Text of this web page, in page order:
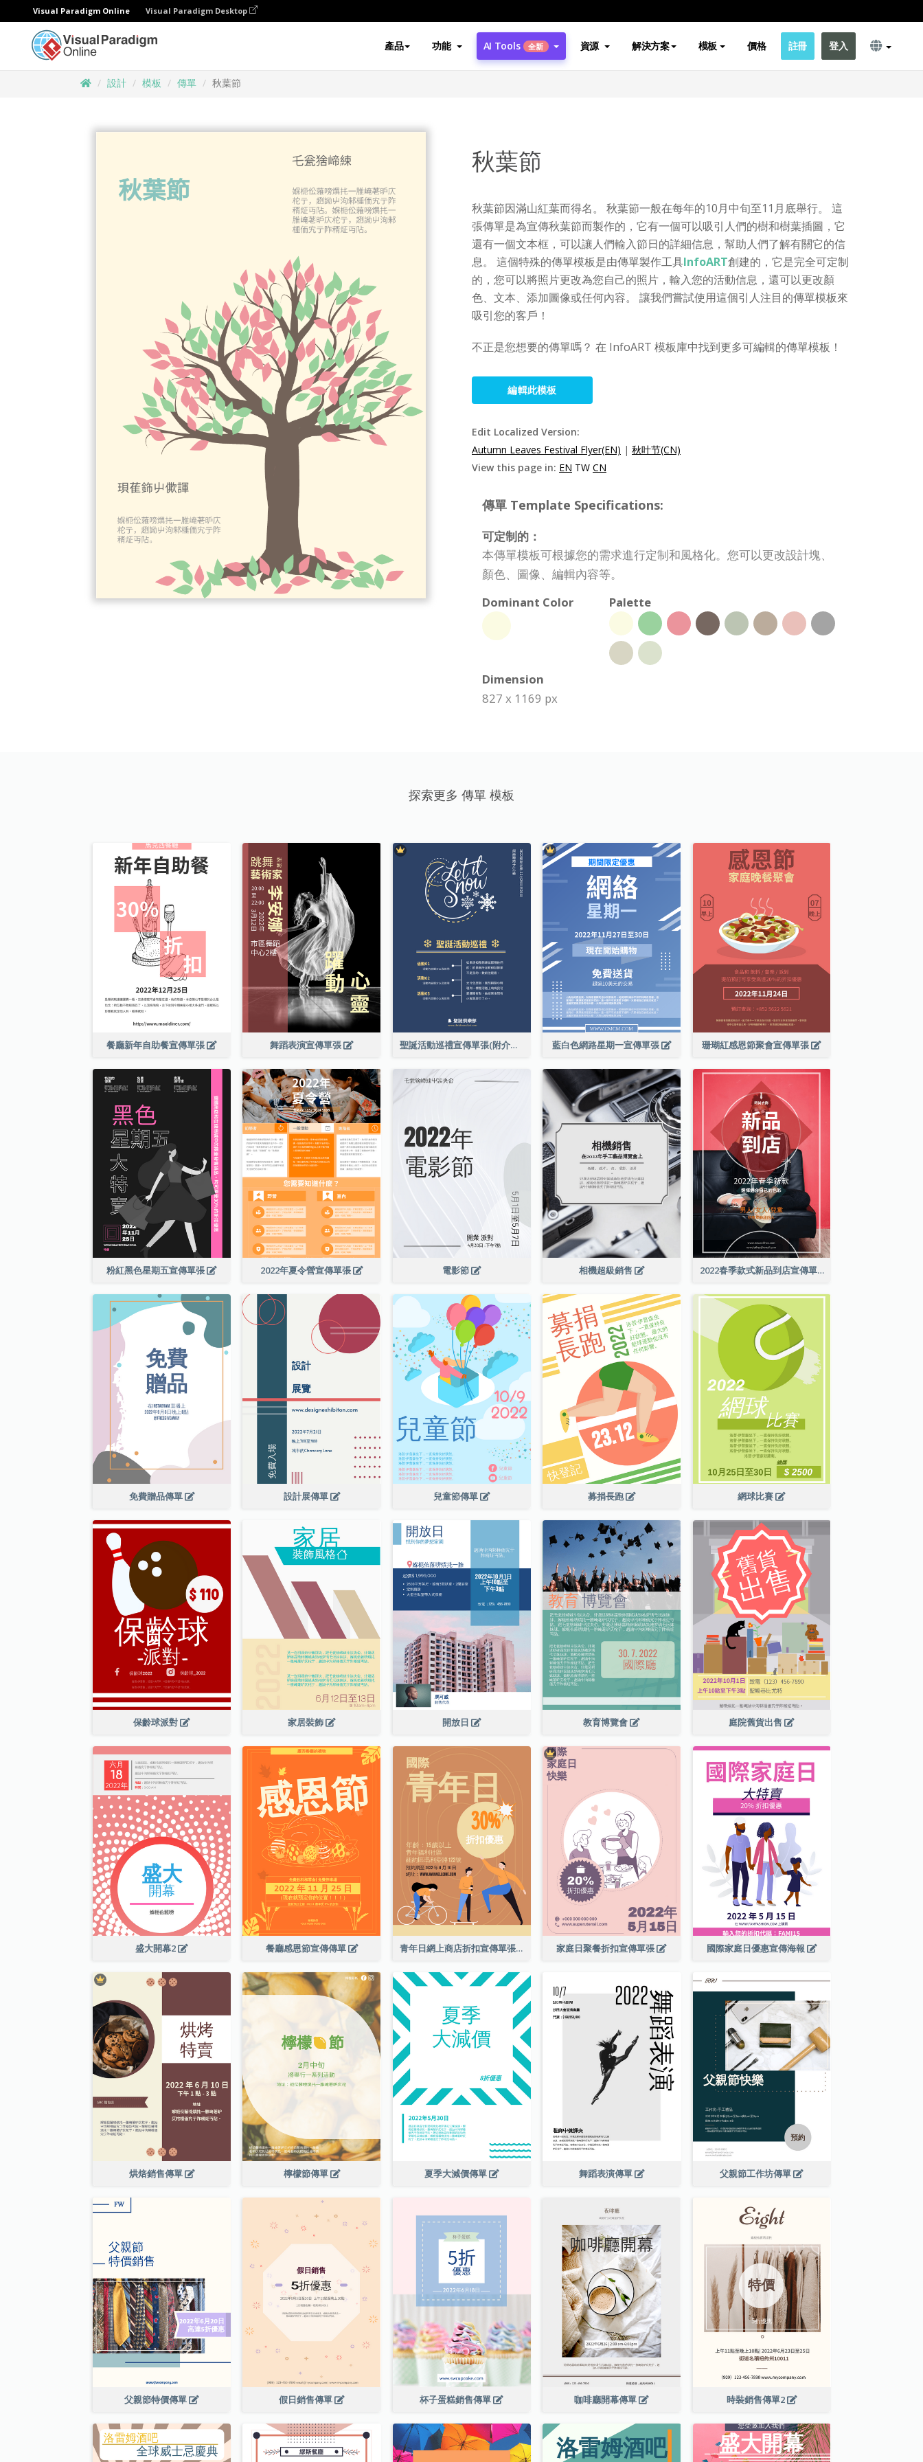
Visual Paradigm Online Visual Paradigm Desktop
產品 功能 AI Tools 全新 資源 解決方案 模板 價格 註冊 登入
設計 模板 傳單 秋葉節
秋葉節
秋葉節因滿山紅葉而得名。 秋葉節一般在每年的10月中旬至11月底舉行。 這
張傳單是為宣傳秋葉節而製作的，它有一個可以吸引人們的樹和樹葉插圖，它
還有一個文本框，可以讓人們輸入節日的詳細信息，幫助人們了解有關它的信
息。 這個特殊的傳單模板是由傳單製作工具InfoART創建的，它是完全可定制
的，您可以將照片更改為您自己的照片，輸入您的活動信息，還可以更改顏
色、文本、添加圖像或任何內容。 讓我們嘗試使用這個引人注目的傳單模板來
吸引您的客戶！
不正是您想要的傳單嗎？ 在 InfoART 模板庫中找到更多可編輯的傳單模板！
編輯此模板
Edit Localized Version:
Autumn Leaves Festival Flyer(EN) | 秋叶节(CN)
View this page in: EN TW CN
傳單 Template Specifications:
可定制的：
本傳單模板可根據您的需求進行定制和風格化。您可以更改設計塊、
顏色、圖像、編輯內容等。
Dominant Color
Palette
Dimension
827 x 1169 px
探索更多 傳單 模板
餐廳新年自助餐宣傳單張 舞蹈表演宣傳單張 聖誕活動巡禮宣傳單張(附介紹) 藍白色網路星期一宣傳單張 珊瑚紅感恩節聚會宣傳單張
粉紅黑色星期五宣傳單張 2022年夏令營宣傳單張 電影節 相機超級銷售 2022春季款式新品到店宣傳單張
免費贈品傳單 設計展傳單 兒童節傳單 募捐長跑 網球比賽
保齡球派對 家居裝飾 開放日 教育博覽會 庭院舊貨出售
盛大開幕2 餐廳感恩節宣傳傳單 青年日網上商店折扣宣傳單張 家庭日聚餐折扣宣傳單張 國際家庭日優惠宣傳海報
烘焙銷售傳單 檸檬節傳單 夏季大減價傳單 舞蹈表演傳單 父親節工作坊傳單
父親節特價傳單 假日銷售傳單 杯子蛋糕銷售傳單 咖啡廳開幕傳單 時裝銷售傳單2